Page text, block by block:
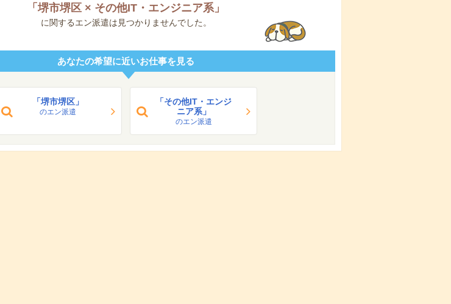
「 堺市堺区 × その他IT・エンジニア系」
に関するエン派遣は見つかりませんでした。
あなたの希望に近いお仕事を見る
「堺市堺区」
のエン派遣
「その他IT・エンジ
ニア系」
のエン派遣